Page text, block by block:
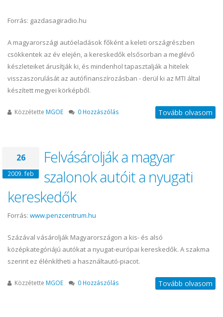
Forrás: gazdasagiradio.hu
A magyarországi autóeladások főként a keleti országrészben
csökkentek az év elején, a kereskedők elsősorban a meglévő
készleteiket árusítják ki, és mindenhol tapasztalják a hitelek
visszaszorulását az autófinanszírozásban - derül ki az MTI által
készített megyei körképből.
Közzétette MGOE 0 Hozzászólás Tovább olvasom
26
2009. feb
Felvásárolják a magyar
szalonok autóit a nyugati
kereskedők
Forrás: www.penzcentrum.hu
Százával vásárolják Magyarországon a kis- és alsó
középkategóriájú autókat a nyugat-európai kereskedők. A szakma
szerint ez élénkítheti a használtautó-piacot.
Közzétette MGOE 0 Hozzászólás Tovább olvasom